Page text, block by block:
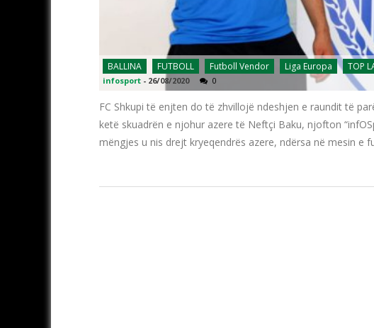
BALLINA FUTBOLL Futboll Vendor Liga Europa TOP
infosport - 26/08/2020 0
FC Shkupi të enjten do të zhvillojë ndeshjen e raundit të
ketë skuadrën e njohur azere të Neftçi Baku, njofton
mëngjes u nis drejt kryeqendrës azere, ndërsa në mesin e